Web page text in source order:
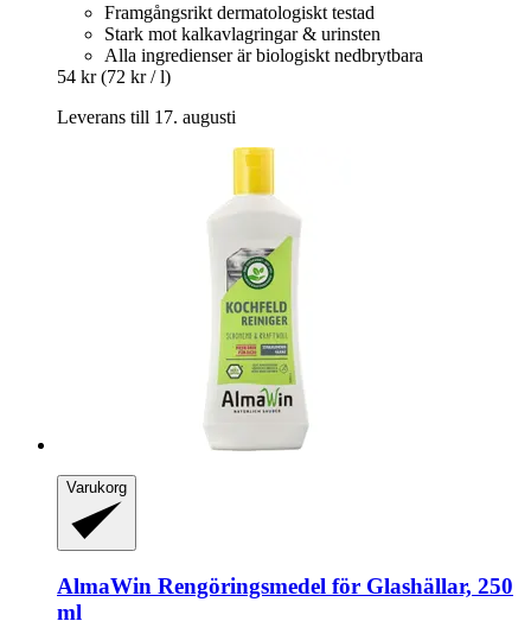
Framgångsrikt dermatologiskt testad
Stark mot kalkavlagringar & urinsten
Alla ingredienser är biologiskt nedbrytbara
54 kr (72 kr / l)
Leverans till 17. augusti
Varukorg
AlmaWin Rengöringsmedel för Glashällar, 250
ml